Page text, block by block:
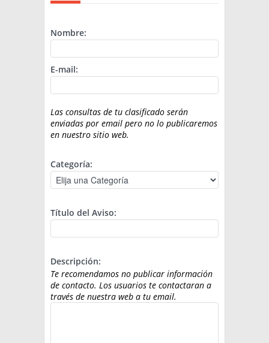
INTERES GENERAL
RESOLUCIONES Y NORMATIVAS
ENLACES
ARGENPAPA
PUBLICIDAD
QUIENES SOMOS
BUSCAR NOTICIAS
Nombre:
E-mail:
Las consultas de tu clasificado serán
enviadas por email pero no lo publicaremos
en nuestro sitio web.
Categoría:
Título del Aviso:
Descripción:
Te recomendamos no publicar información
de contacto. Los usuarios te contactaran a
través de nuestra web a tu email.